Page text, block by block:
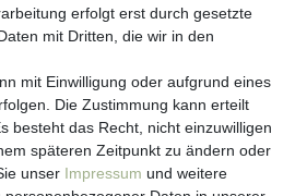
erfolgt erst durch gesetzte
mit Dritten, die wir in den
mit Einwilligung oder aufgrund eines
Die Zustimmung kann erteilt
besteht das Recht, nicht einzuwilligen
späteren Zeitpunkt zu ändern oder
unser Impressum und weitere